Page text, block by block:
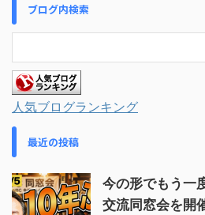
ブログ内検索
人気ブログランキング
最近の投稿
今の形でもう一
交流同窓会を開